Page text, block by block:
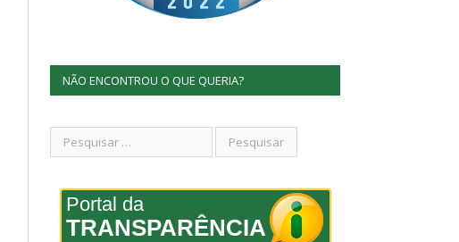
NÃO ENCONTROU O QUE QUERIA?
Portal da
TRANSPARÊNCIA